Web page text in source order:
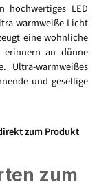
hochwertiges LED
warmweiße Licht
eine wohnliche
erinnern an dünne
Ultra-warmweißes
und gesellige
zum Produkt
zum